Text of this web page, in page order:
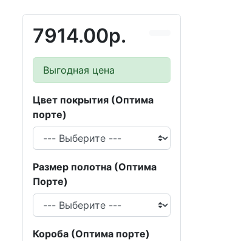
7914.00р.
Выгодная цена
Цвет покрытия (Оптима
порте)
Размер полотна (Оптима
Порте)
Короба (Оптима порте)